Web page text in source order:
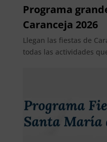
Programa
Caranceja 2026
Llegan las fiestas de
todas las actividades